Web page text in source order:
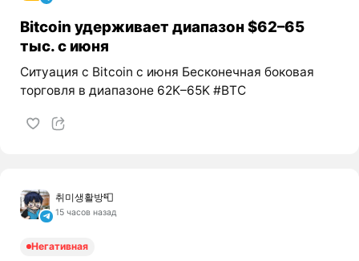
Bitcoin удерживает диапазон $62–65
тыс. с июня
Ситуация с Bitcoin с июня Бесконечная боковая
торговля в диапазоне 62K–65K #BTC
취미생활방📮
15 часов назад
Негативная